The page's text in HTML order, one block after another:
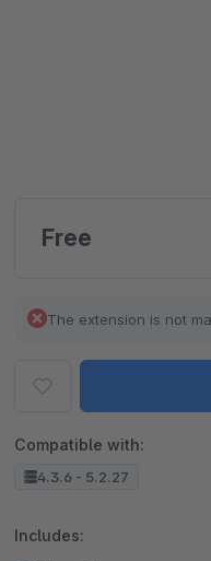
Free
The extension is not
Compatible with:
4.3.6 - 5.2.27
Includes: